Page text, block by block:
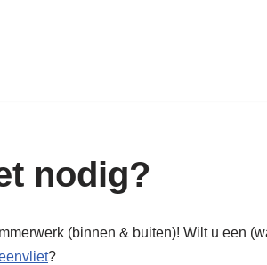
nodig?
(binnen & buiten)! Wilt u een
?